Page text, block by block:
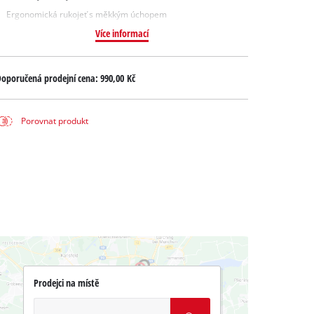
Ergonomická rukojeť s měkkým úchopem
Více informací
prodejní cena: 990,00 Kč
Porovnat produkt
Prodejci na místě